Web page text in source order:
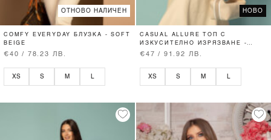
ОТНОВО НАЛИЧЕН
COMFY EVERYDAY БЛУЗКА - SOFT
BEIGE
€40 / 78.23 ЛВ.
XS S M
НОВО
CASUAL ALLURE ТОП С
ИЗКУСИТЕЛНО ИЗРЯЗВАНЕ -
SOFT BEIGE
€47 / 91.92 ЛВ.
XS S M